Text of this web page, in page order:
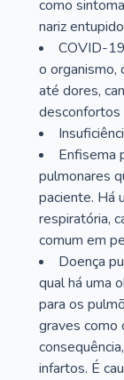
como
nariz
COVID-
o organismo,
até dores,
desconfortos
Enfisema
pulmonares
paciente. Há
respiratória,
comum em
Doença
qual há uma
para os
graves como
infartos. É